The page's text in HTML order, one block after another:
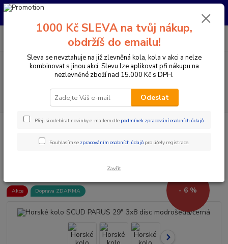
Pro nachystání kola / doplňků na prodejně si prosím zavolejte dopředu.
Menu
CZK
PO-PÁ 10:00-17:00 | SO: 9:00-12:00
Jízdní kola Horská kola
Horská kola s předním odpružením 29"
3x8 disc modrošedá/černá
Akce Doprava ZDARMA - 6 %
1000 Kč SLEVA na tvůj nákup,
obdržíš do emailu!
Sleva se nevztahuje na již zlevněná kola, kola v akci a nelze
kombinovat s jinou akcí. Slevu lze aplikovat při nákupu na
nezlevněné zboží nad 15.000 Kč s DPH.
Odeslat
Přeji si odebírat novinky e-mailem dle podmínek zpracování osobních údajů.
Souhlasím se zpracováním osobních údajů pro účely registrace.
Zavřít